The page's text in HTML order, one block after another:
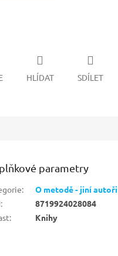
HLÍDAT SDÍLET
parametry
:
O metodě - jiní autoři
:
8719924028084
: Knihy